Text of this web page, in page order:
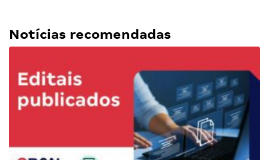
Notícias recomendadas